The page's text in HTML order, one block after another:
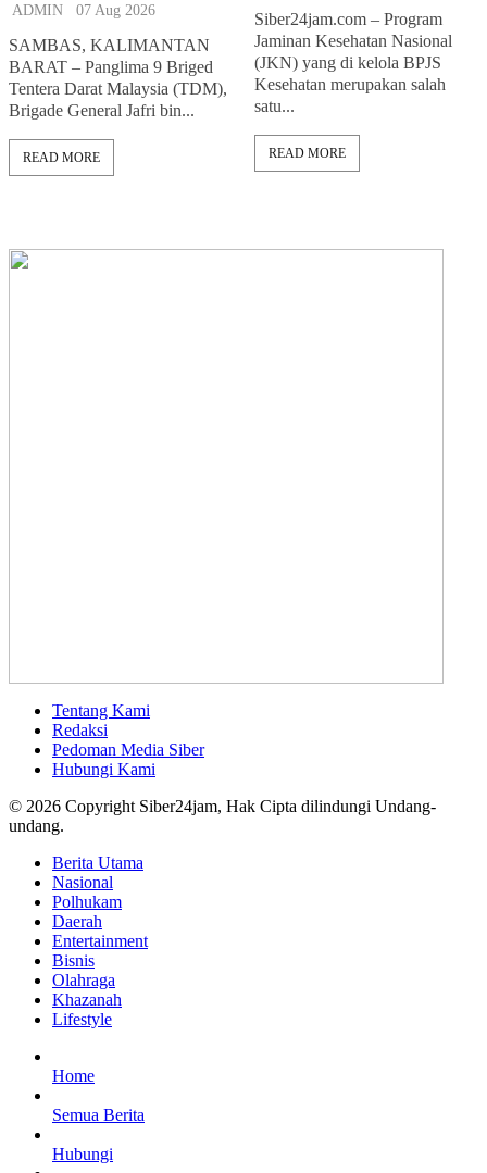
ADMIN 07 Aug 2026
SAMBAS, KALIMANTAN
BARAT – Panglima 9 Briged
Tentera Darat Malaysia (TDM),
Brigade General Jafri bin...
READ MORE
Siber24jam.com – Program
Jaminan Kesehatan Nasional
(JKN) yang di kelola BPJS
Kesehatan merupakan salah
satu...
READ MORE
Tentang Kami
Redaksi
Pedoman Media Siber
Hubungi Kami
© 2026 Copyright Siber24jam, Hak Cipta dilindungi Undang-
undang.
Berita Utama
Nasional
Polhukam
Daerah
Entertainment
Bisnis
Olahraga
Khazanah
Lifestyle
Home
Semua Berita
Hubungi